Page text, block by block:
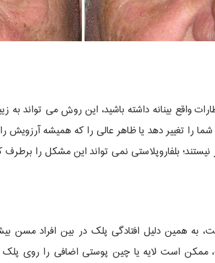
واقع بینانه داشته باشید، این روش می تواند
را تغییر دهد یا ظاهر عالی را که همیشه آرزویش
نیستند؛ بلفاروپلاستی نمی تواند این مشکل را برطرف
همین دلیل افتادگی پلک در بین افراد مسن
است لایه یا چین پوستی اضافی را روی